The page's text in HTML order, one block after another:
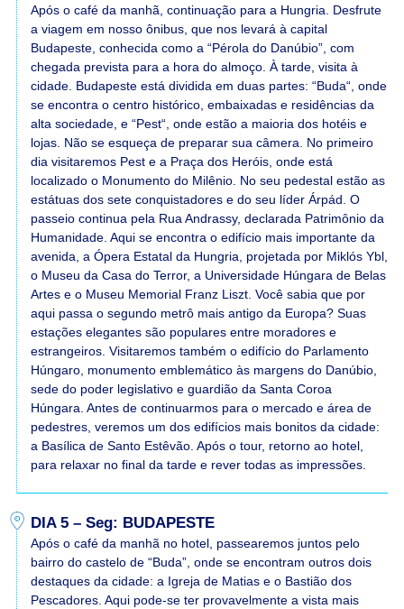
Após o café da manhã, continuação para a Hungria. Desfrute
a viagem em nosso ônibus, que nos levará à capital
Budapeste, conhecida como a “Pérola do Danúbio”, com
chegada prevista para a hora do almoço. À tarde, visita à
cidade. Budapeste está dividida em duas partes: “Buda“, onde
se encontra o centro histórico, embaixadas e residências da
alta sociedade, e “Pest“, onde estão a maioria dos hotéis e
lojas. Não se esqueça de preparar sua câmera. No primeiro
dia visitaremos Pest e a Praça dos Heróis, onde está
localizado o Monumento do Milênio. No seu pedestal estão as
estátuas dos sete conquistadores e do seu líder Árpád. O
passeio continua pela Rua Andrassy, declarada Patrimônio da
Humanidade. Aqui se encontra o edifício mais importante da
avenida, a Ópera Estatal da Hungria, projetada por Miklós Ybl,
o Museu da Casa do Terror, a Universidade Húngara de Belas
Artes e o Museu Memorial Franz Liszt. Você sabia que por
aqui passa o segundo metrô mais antigo da Europa? Suas
estações elegantes são populares entre moradores e
estrangeiros. Visitaremos também o edifício do Parlamento
Húngaro, monumento emblemático às margens do Danúbio,
sede do poder legislativo e guardião da Santa Coroa
Húngara. Antes de continuarmos para o mercado e área de
pedestres, veremos um dos edifícios mais bonitos da cidade:
a Basílica de Santo Estêvão. Após o tour, retorno ao hotel,
para relaxar no final da tarde e rever todas as impressões.
DIA 5 – Seg: BUDAPESTE
Após o café da manhã no hotel, passearemos juntos pelo
bairro do castelo de “Buda”, onde se encontram outros dois
destaques da cidade: a Igreja de Matias e o Bastião dos
Pescadores. Aqui pode-se ter provavelmente a vista mais